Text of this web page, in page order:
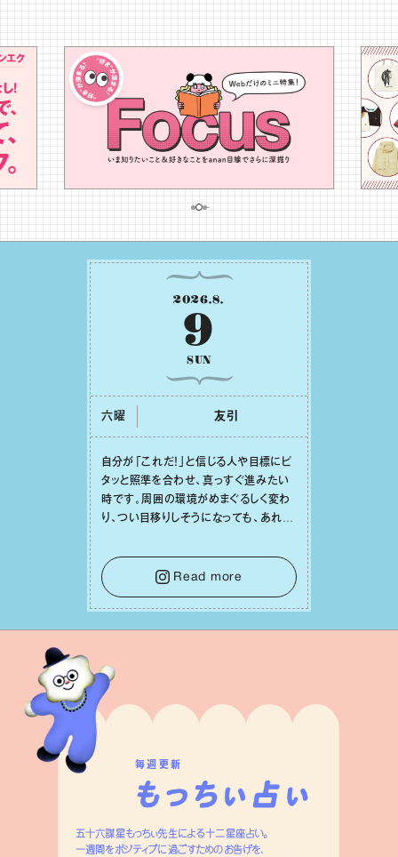
2026.8.
9
SUN
六曜 友引
⾃分が「これだ！」と信じる⼈や⽬標にピ
タッと照準を合わせ、真っすぐ進みたい
時です。周囲の環境がめまぐるしく変わ
り、つい⽬移りしそうになっても、あれこ
をそっと⼿放し、⽬の前のことに集中しま
しょう。そのブレない決意が、あなたにと
って有意義で安定した成果を引き寄せま
す。
Read more
毎週更新
五十六謀星もっちぃ先生による十二星座占い。
一週間をポジティブに過ごすためのお告げを、